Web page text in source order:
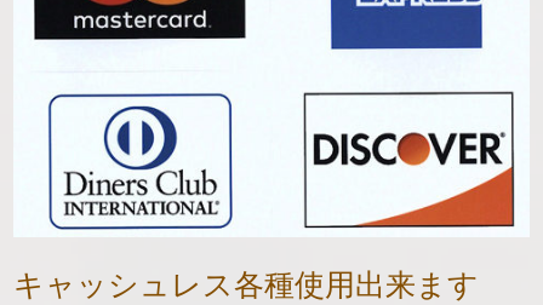
キャッシュレス各種使用出来ます